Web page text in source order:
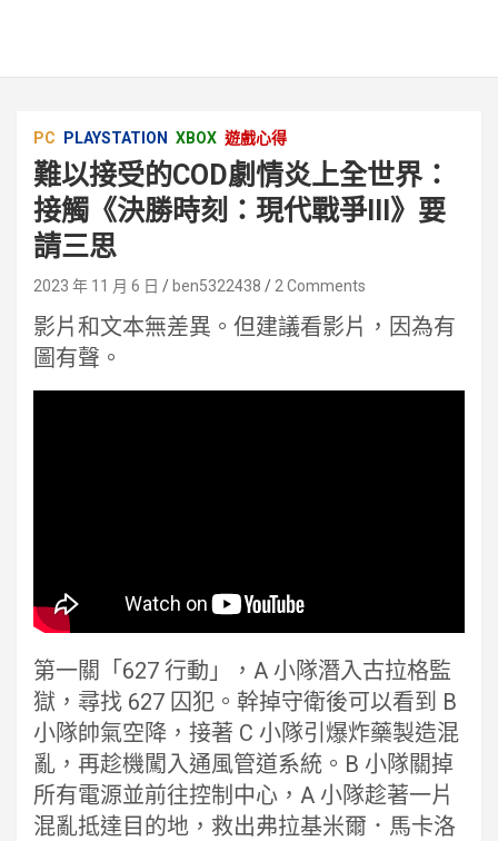
PC PLAYSTATION XBOX 遊戲心得
難以接受的COD劇情炎上全世界：
接觸《決勝時刻：現代戰爭III》要
請三思
2023 年 11 月 6 日 ben5322438 2 Comments
影片和文本無差異。但建議看影片，因為有
圖有聲。
第一關「627 行動」，A 小隊潛入古拉格監
獄，尋找 627 囚犯。幹掉守衛後可以看到 B
小隊帥氣空降，接著 C 小隊引爆炸藥製造混
亂，再趁機闖入通風管道系統。B 小隊關掉
所有電源並前往控制中心，A 小隊趁著一片
混亂抵達目的地，救出弗拉基米爾．馬卡洛